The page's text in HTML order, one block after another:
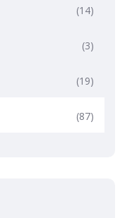
(14)
(3)
(19)
(87)